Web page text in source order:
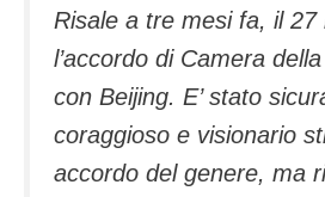
Risale a tre mesi fa, il 27
l’accordo di Camera
con Beijing. E’ stato
coraggioso e visionario
accordo del genere, ma